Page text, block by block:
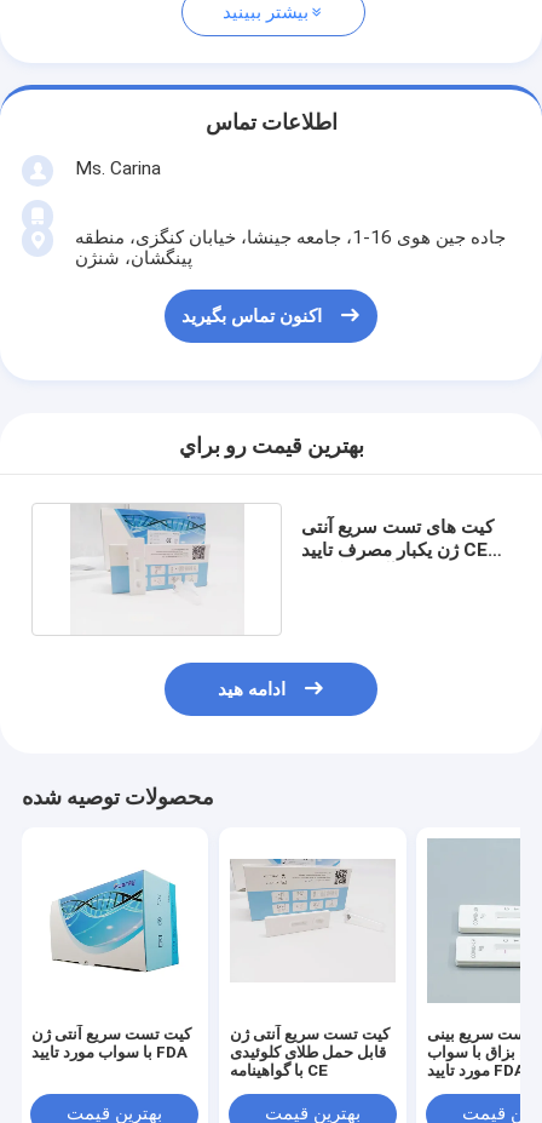
بیشتر ببینید
اطلاعات تماس
Ms. Carina
جاده جین هوی 16-1، جامعه جینشا، خیابان کنگزی، منطقه
پینگشان، شنژن
اکنون تماس بگیرید
بهترين قيمت رو براي
کیت های تست سریع آنتی
ژن یکبار مصرف تایید CE
ادامه هید
محصولات توصیه شده
کیت تست سریع آنتی ژن
با سواب مورد تایید FDA
بهترین قیمت
کیت تست سریع آنتی ژن
قابل حمل طلای کلوئیدی
با گواهینامه CE
بهترین قیمت
تست سریع بینی
ژن بزاق با سواب
مورد تایید FDA
قیمت